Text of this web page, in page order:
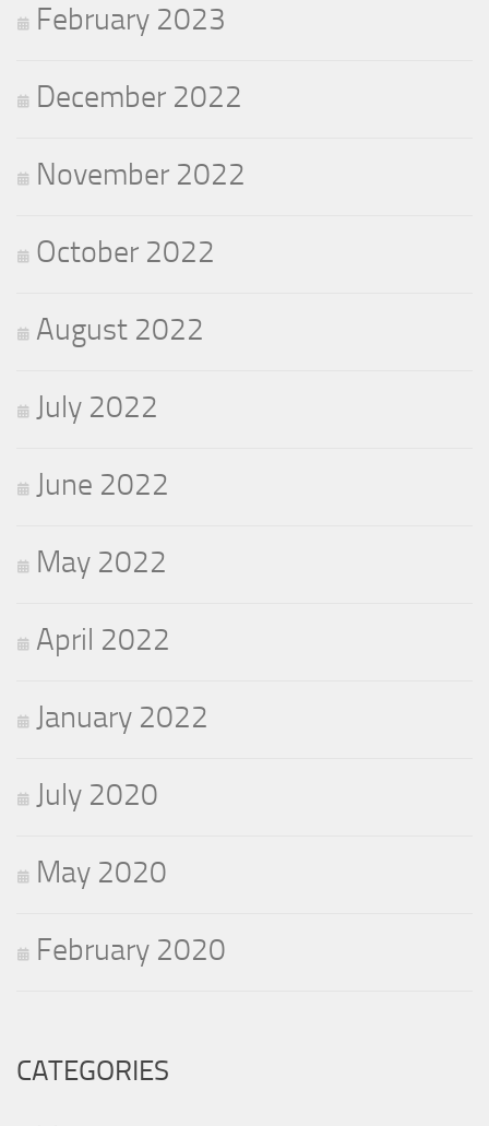
February 2023
December 2022
November 2022
October 2022
August 2022
July 2022
June 2022
May 2022
April 2022
January 2022
July 2020
May 2020
February 2020
CATEGORIES